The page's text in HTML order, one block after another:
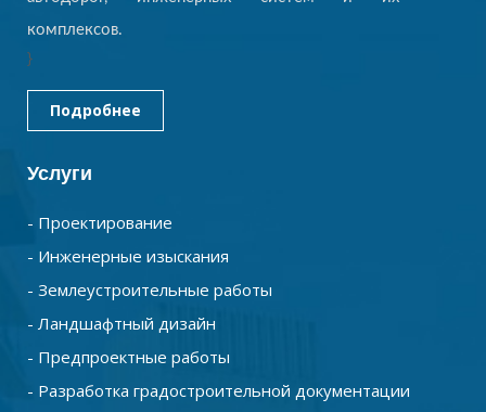
комплексов.
}
Подробнее
Услуги
- Проектирование
- Инженерные изыскания
- Землеустроительные работы
- Ландшафтный дизайн
- Предпроектные работы
- Разработка градостроительной документации